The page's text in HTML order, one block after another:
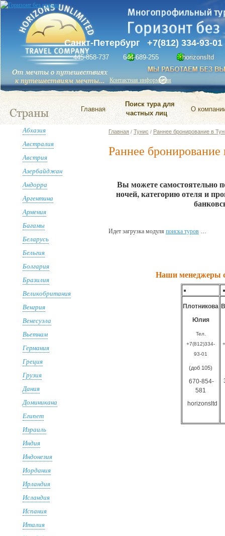
Санкт-Петербург +7(812) 334-93-01
445-858-737 644-689-255 horizonsltd
Контактная информация
Главная
Поиск тура для
частных лиц
О
Абхазия
Австралия
Австрия
Азербайджан
Андорра
Аргентина
Армения
Багамы
Беларусь
Бельгия
Болгария
Бразилия
Великобритания
Венгрия
Венесуэла
Вьетнам
Германия
Греция
Грузия
Дания
Доминикана
Египет
Израиль
Индия
Индонезия
Иордания
Ирландия
Исландия
Испания
Италия
Главная / Тунис / Раннее бронирование в
Раннее бронирование
Вы можете самостоятельно
ночей, категорию отеля и
Идет загрузка модуля поиска туров
Наши менеджеры
Плотникова
Юлия
Тел.
+7(812)334-
93-01
(доб 105)
670-854-
581
horizonsltd